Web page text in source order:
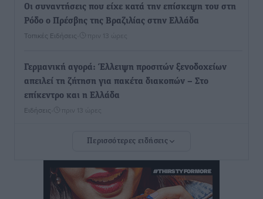
Οι συναντήσεις που είχε κατά την επίσκεψη του στη
Ρόδο ο Πρέσβης της Βραζιλίας στην Ελλάδα
Τοπικές Ειδήσεις πριν 13 ώρες
Γερμανική αγορά: Έλλειψη προσιτών ξενοδοχείων
απειλεί τη ζήτηση για πακέτα διακοπών – Στο
επίκεντρο και η Ελλάδα
Ειδήσεις πριν 13 ώρες
Νέο ξενοδοχείο στη Ρόδο για την H Hotels –
στην Κω
Τοπικές Ειδήσεις πριν 13 ώρες
Περισσότερες ειδήσεις